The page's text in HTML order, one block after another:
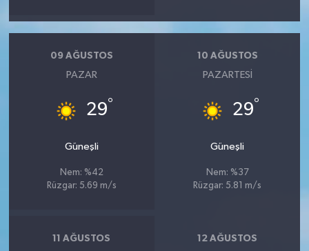
09 AĞUSTOS
PAZAR
29°
Güneşli
Nem: %42
Rüzgar: 5.69 m/s
10 AĞUSTOS
PAZARTESI
29°
Güneşli
Nem: %37
Rüzgar: 5.81 m/s
11 AĞUSTOS 12 AĞUSTOS